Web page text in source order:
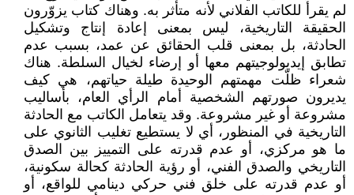
لم يقرأ للكاتب الفلاني لأنه متأثر به. وهناك كتاب يزوّرون
الحقيقة التاريخية، ليس بمعنى إعادة إنتاج وتشكيل
الحادثة، بل بمعنى قلب الحقائق عن عمد، بسبب عدم
تطابق إيديولوجيتهم معها أو إرضاء لخيال السلطة. هناك
شعراء ظلّت مهمتهم الوحيدة طيلة حياتهم، هي كيف
يديرون صورتهم الشخصية أمام الرأي العام، بأساليب
مشروعة أو غير مشروعة. وقد يتعامل الكاتب مع الحادثة
التاريخية في المنظور، أي لا يستطيع تغليب الثانوي على
ما هو مركزي، أو عدم قدرته على التمييز بين الصدق
التاريخي والصدق الفني، أو رؤية الحادثة كحالة سكونية،
أو عدم قدرته على خلق فني حركي دينامي للواقع، أو